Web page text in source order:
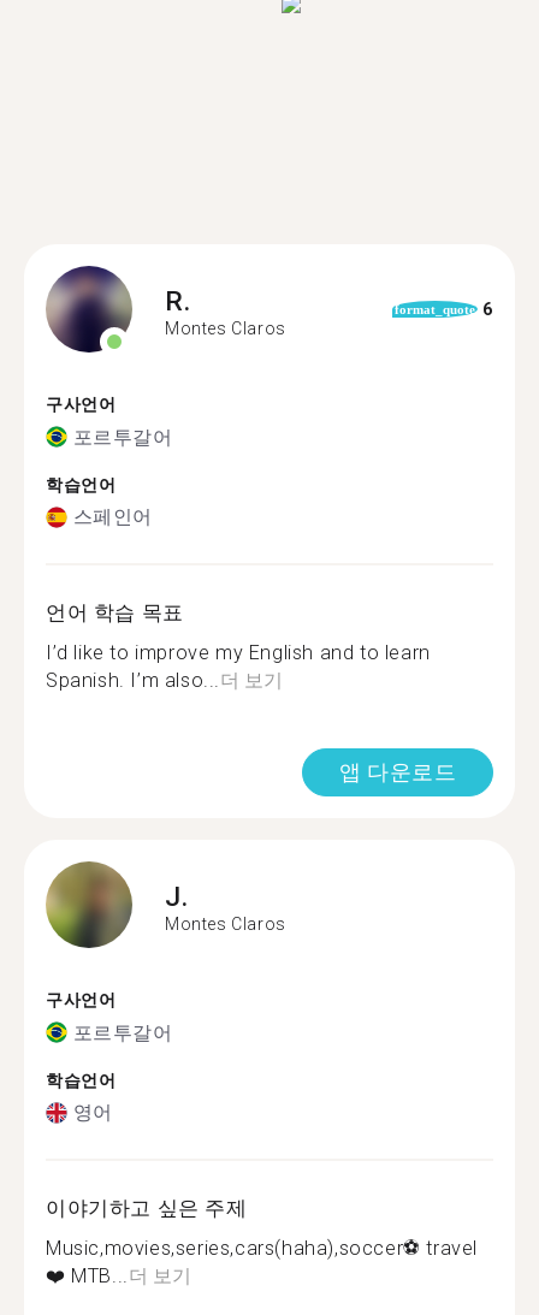
R.
Montes Claros
format_quote 6
구사언어
포르투갈어
학습언어
스페인어
언어 학습 목표
I’d like to improve my English and to learn
Spanish. I’m also...더 보기
앱 다운로드
J.
Montes Claros
구사언어
포르투갈어
학습언어
영어
이야기하고 싶은 주제
Music,movies,series,cars(haha),soccer⚽️ travel
❤️ MTB...더 보기